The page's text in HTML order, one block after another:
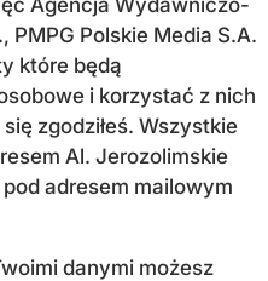
PMPG Polskie Media S.A.
które będą
i korzystać z nich
zgodziłeś. Wszystkie
Al. Jerozolimskie
adresem mailowym
danymi możesz